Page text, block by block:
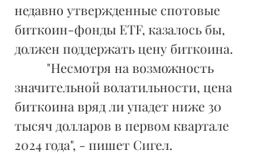
недавно утвержденные спотовые
биткоин-фонды ETF, казалось бы,
должен поддержать цену биткоина.
значительной волатильности, цена
биткоина вряд ли упадет ниже 30
тысяч долларов в первом квартале
2024 года", - пишет Сигел.